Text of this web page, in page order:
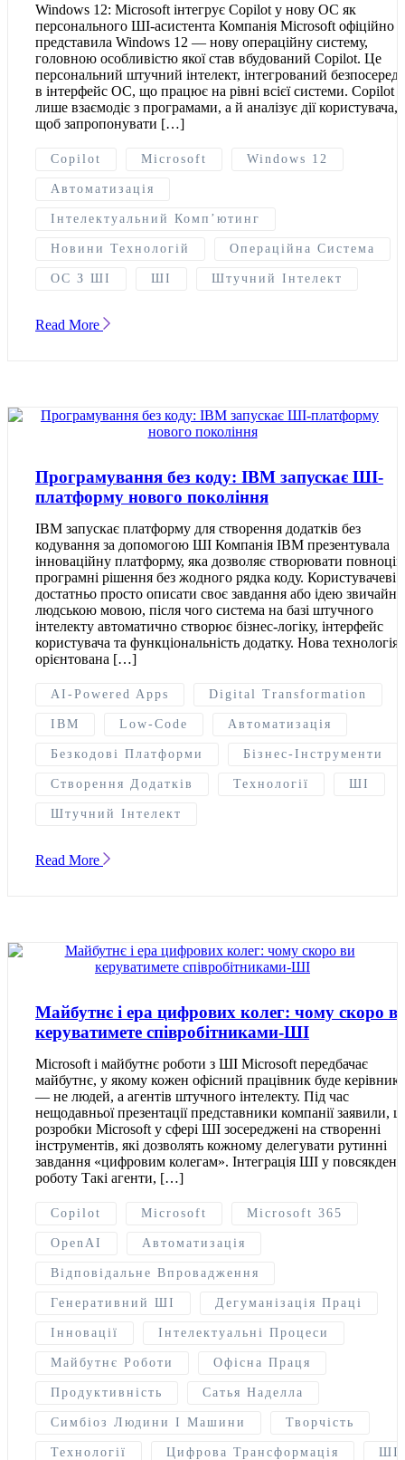
Windows 12: Microsoft інтегрує Copilot у нову ОС як
персонального ШІ-асистента Компанія Microsoft офіційно
представила Windows 12 — нову операційну систему,
головною особливістю якої став вбудований Copilot. Це
персональний штучний інтелект, інтегрований
в інтерфейс ОС, що працює на рівні всієї системи. Copilot
лише взаємодіє з програмами, а й аналізує дії користувача,
щоб запропонувати […]
Copilot Microsoft Windows 12
Автоматизація
Інтелектуальний Комп’ютинг
Новини Технологій Операційна Система
ОС З ШІ ШІ Штучний Інтелект
Read More
Програмування без коду: IBM запускає ШІ-
платформу нового покоління
IBM запускає платформу для створення додатків без
кодування за допомогою ШІ Компанія IBM презентувала
інноваційну платформу, яка дозволяє створювати
програмні рішення без жодного рядка коду. Користувачеві
достатньо просто описати своє завдання або ідею
людською мовою, після чого система на базі штучного
інтелекту автоматично створює бізнес-логіку, інтерфейс
користувача та функціональність додатку. Нова технологія
орієнтована […]
AI-Powered Apps Digital Transformation
IBM Low-Code Автоматизація
Безкодові Платформи Бізнес-Інструменти
Створення Додатків Технології ШІ
Штучний Інтелект
Read More
Майбутнє і ера цифрових колег: чому скоро
керуватимете співробітниками-ШІ
Microsoft і майбутнє роботи з ШІ Microsoft передбачає
майбутнє, у якому кожен офісний працівник буде
— не людей, а агентів штучного інтелекту. Під час
нещодавньої презентації представники компанії заявили,
розробки Microsoft у сфері ШІ зосереджені на створенні
інструментів, які дозволять кожному делегувати рутинні
завдання «цифровим колегам». Інтеграція ШІ у
роботу Такі агенти, […]
Copilot Microsoft Microsoft 365
OpenAI Автоматизація
Відповідальне Впровадження
Генеративний ШІ Дегуманізація Праці
Інновації Інтелектуальні Процеси
Майбутнє Роботи Офісна Праця
Продуктивність Сатья Наделла
Симбіоз Людини І Машини Творчість
Технології Цифрова Трансформація ШІ